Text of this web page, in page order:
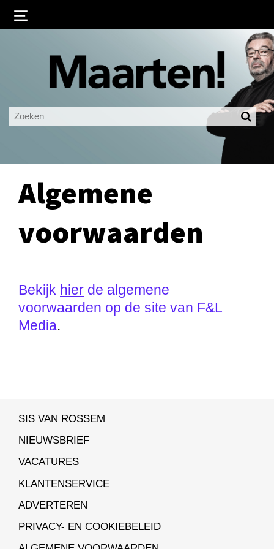
Ingelogd blijven
LOGIN
Algemene
voorwaarden
Bekijk hier de algemene
voorwaarden op de site van F&L
Media.
SIS VAN ROSSEM
NIEUWSBRIEF
VACATURES
KLANTENSERVICE
ADVERTEREN
PRIVACY- EN COOKIEBELEID